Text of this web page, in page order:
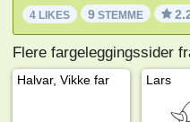
4 LIKES 9 STEMME
Flere fargeleggingssider
Halvar, Vikke far Lars